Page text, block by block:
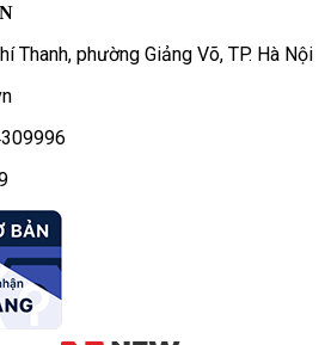
Thanh, phường Giảng Võ, TP. Hà Nội